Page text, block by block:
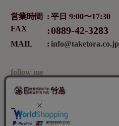
営業時間
平日 9:00〜17:30
FAX
0889-42-3283
MAIL info@taketora.co.jp
follow me
メールマガジンの登録